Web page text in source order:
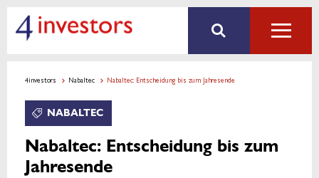
4investors Nabaltec Nabaltec: Entscheidung bis zum Jahresende
NABALTEC
Nabaltec: Entscheidung bis zum
Jahresende